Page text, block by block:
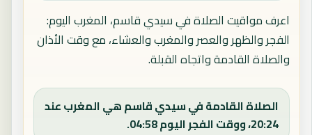
اعرف مواقيت الصلاة في سيدي قاسم، المغرب اليوم:
الفجر والظهر والعصر والمغرب والعشاء، مع وقت الأذان
والصلاة القادمة واتجاه القبلة.
الصلاة القادمة في سيدي قاسم هي المغرب عند
20:24، ووقت الفجر اليوم 04:58.